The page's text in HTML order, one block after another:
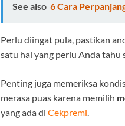
See also 6 Cara
Perlu diingat pula, pastikan
satu hal yang perlu Anda
Penting juga memeriksa
merasa puas karena memilih
yang ada di Cekpremi.